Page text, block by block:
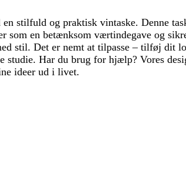
stilfuld og praktisk vintaske. Denne
som en betænksom værtindegave og
stil. Det er nemt at tilpasse – tilføj dit
Har du brug for hjælp? Vores
ideer ud i livet.